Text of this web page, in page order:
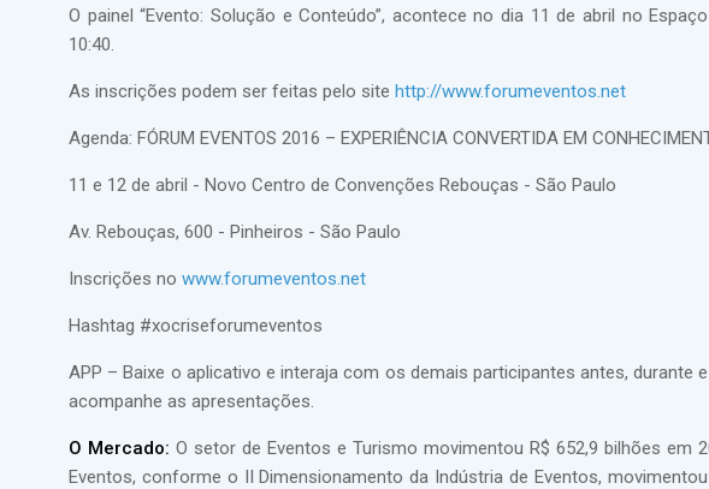
O painel “Evento: Solução e Conteúdo”, acontece no dia 11 de abril no
10:40.
As inscrições podem ser feitas pelo site http://www.forumeventos.net
Agenda: FÓRUM EVENTOS 2016 – EXPERIÊNCIA CONVERTIDA EM
11 e 12 de abril - Novo Centro de Convenções Rebouças - São Paulo
Av. Rebouças, 600 - Pinheiros - São Paulo
Inscrições no www.forumeventos.net
Hashtag #xocriseforumeventos
APP – Baixe o aplicativo e interaja com os demais participantes antes, durante
acompanhe as apresentações.
O Mercado: O setor de Eventos e Turismo movimentou R$ 652,9 bilhões em
Eventos, conforme o II Dimensionamento da Indústria de Eventos,